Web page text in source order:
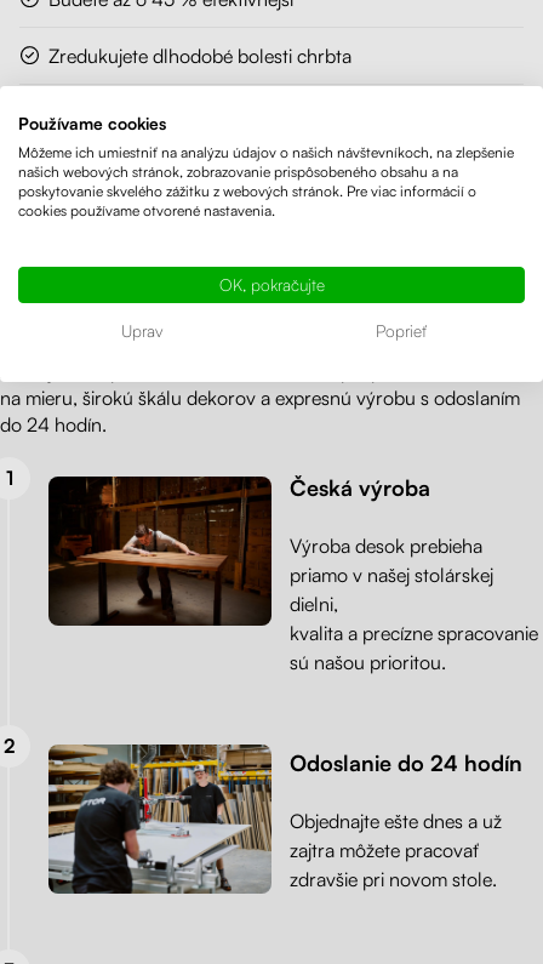
Zredukujete dlhodobé bolesti chrbta
Obmedzíte nadváhu
Uľavíte krčnej chrbtici a posilníte svalstvo
Zbavíte sa únavy
Prečo si vybrať výškovo nastaviteľný
stôl od spoločnosti Liftor?
na mieru, širokú škálu dekorov a expresnú výrobu s odoslaním
do 24 hodín.
Česká výroba
Výroba desok prebieha
priamo v našej stolárskej
dielni,
kvalita a precízne spracovanie
sú našou prioritou.
Odoslanie do 24 hodín
Objednajte ešte dnes a už
zajtra môžete pracovať
zdravšie pri novom stole.
Používame cookies
Môžeme ich umiestniť na analýzu údajov o našich návštevníkoch, na zlepšenie
našich webových stránok, zobrazovanie prispôsobeného obsahu a na
poskytovanie skvelého zážitku z webových stránok. Pre viac informácií o
cookies používame otvorené nastavenia.
OK, pokračujte
Uprav Poprieť